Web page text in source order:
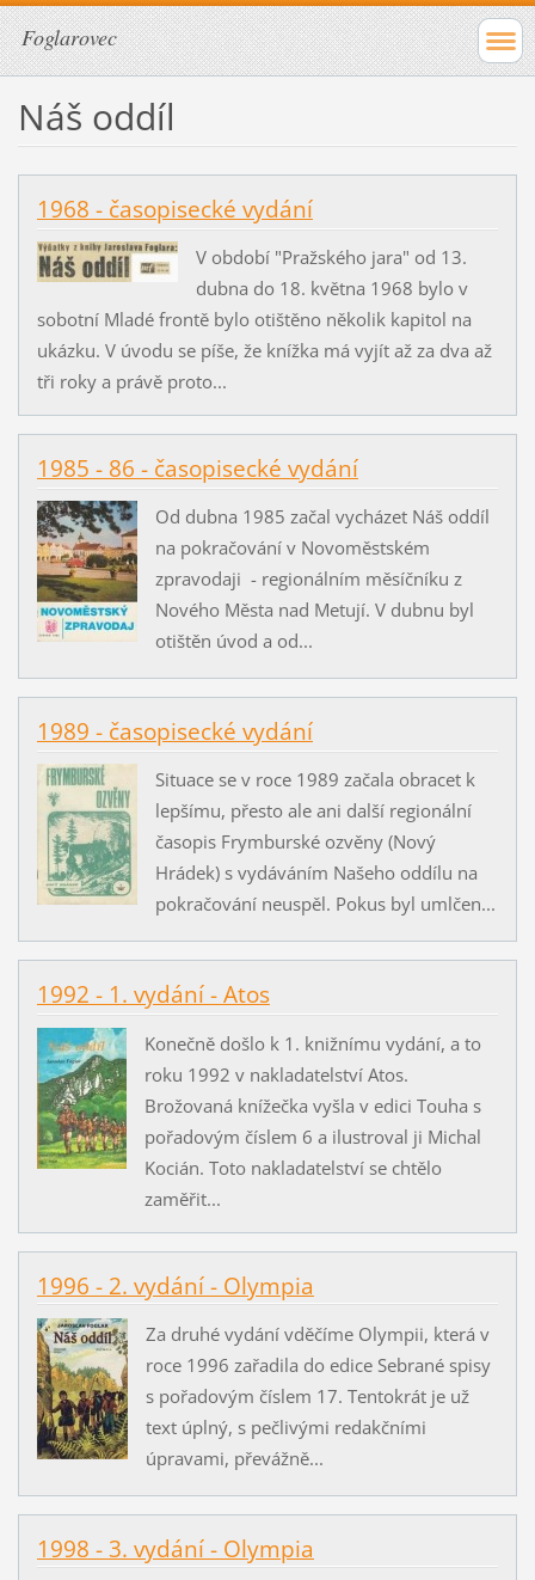
Foglarovec
Náš oddíl
1968 - časopisecké vydání
V období "Pražského jara" od 13.
dubna do 18. května 1968 bylo v
sobotní Mladé frontě bylo otištěno několik kapitol na
ukázku. V úvodu se píše, že knížka má vyjít až za dva až
tři roky a právě proto...
1985 - 86 - časopisecké vydání
Od dubna 1985 začal vycházet Náš oddíl
na pokračování v Novoměstském
zpravodaji - regionálním měsíčníku z
Nového Města nad Metují. V dubnu byl
otištěn úvod a od...
1989 - časopisecké vydání
Situace se v roce 1989 začala obracet k
lepšímu, přesto ale ani další regionální
časopis Frymburské ozvěny (Nový
Hrádek) s vydáváním Našeho oddílu na
pokračování neuspěl. Pokus byl umlčen...
1992 - 1. vydání - Atos
Konečně došlo k 1. knižnímu vydání, a to
roku 1992 v nakladatelství Atos.
Brožovaná knížečka vyšla v edici Touha s
pořadovým číslem 6 a ilustroval ji Michal
Kocián. Toto nakladatelství se chtělo
zaměřit...
1996 - 2. vydání - Olympia
Za druhé vydání vděčíme Olympii, která v
roce 1996 zařadila do edice Sebrané spisy
s pořadovým číslem 17. Tentokrát je už
text úplný, s pečlivými redakčními
úpravami, převážně...
1998 - 3. vydání - Olympia